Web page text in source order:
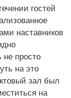
гостей
наставников
не просто
на это
зал был
на